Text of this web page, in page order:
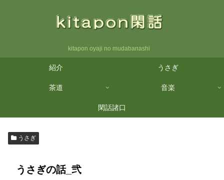
kitapon oyaji no mudabanashi
紹介 うさぎ
茶道 音楽
閑話諸口
うさぎ
うさぎの話_弐